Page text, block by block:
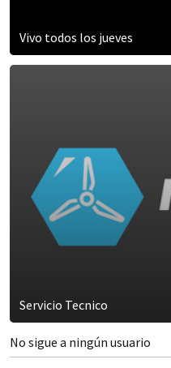
Vivo todos los jueves
Servicio Tecnico
No sigue a ningún usuario